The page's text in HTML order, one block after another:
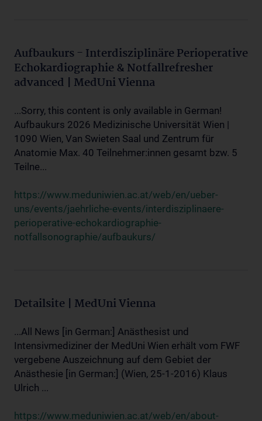
Aufbaukurs - Interdisziplinäre Perioperative
Echokardiographie & Notfallrefresher
advanced | MedUni Vienna
...Sorry, this content is only available in German!
Aufbaukurs 2026 Medizinische Universität Wien |
1090 Wien, Van Swieten Saal und Zentrum für
Anatomie Max. 40 Teilnehmer:innen gesamt bzw. 5
Teilne...
https://www.meduniwien.ac.at/web/en/ueber-
uns/events/jaehrliche-events/interdisziplinaere-
perioperative-echokardiographie-
notfallsonographie/aufbaukurs/
Detailsite | MedUni Vienna
...All News [in German:] Anästhesist und
Intensivmediziner der MedUni Wien erhält vom FWF
vergebene Auszeichnung auf dem Gebiet der
Anästhesie [in German:] (Wien, 25-1-2016) Klaus
Ulrich ...
https://www.meduniwien.ac.at/web/en/about-